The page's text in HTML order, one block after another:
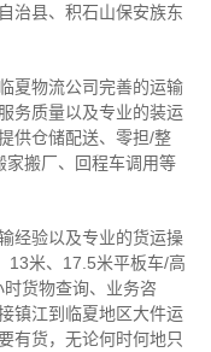
治县、积石山保安族东
夏物流公司完善的运输
务质量以及专业的装运
供仓储配送、零担/整
家搬厂、回程车调用等
经验以及专业的货运操
13米、17.5米平板车/高
货物查询、业务咨
镇江到临夏地区大件运
有货，无论何时何地只